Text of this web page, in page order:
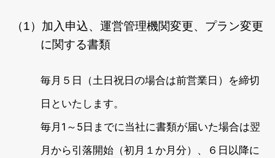
（1）加入申込、運営管理機関変更、プラン変更
に関する書類
毎月５日（土日祝日の場合は前営業日）を締切
日といたします。
毎月1～5日までに当社に書類が届いた場合は翌
月から引落開始（初月１か月分）、６日以降に